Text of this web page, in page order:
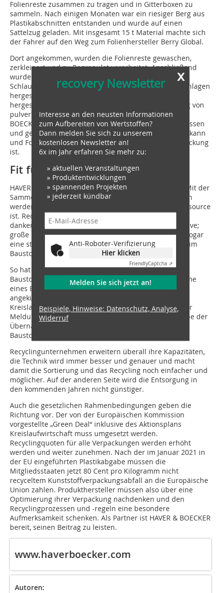
Folienreste zusammen zu tragen und in Gitterboxen zu
sammeln. Nach einigen Monaten war ein riesiger Berg aus
Plastikabschnitten entstanden und wurde auf einen
Sattelzug geladen. Mit insgesamt 15 t Material machte sich
der Fahrer auf den Weg zum Folienhersteller Berry Global.
Dort angekommen, wurden die Folienreste gewaschen,
zerkleinert und zu Regranulat verarbeitet. Anschließend
wurde unter Zugabe von 50 % Neumaterial eine neue
Schlauchfolie für die Verwendung mit den ADAMS
-Anlagen
hergestellt. Das Ergebnis: Ein aus 50 % Rezyklat
hergestellter hochwertiger neuer Sack zur Verpackung von
pulverförmigen Schüttgütern. Damit hatte HAVER &
BOECKER mit der Sammelaktion den Kreislauf geschlossen
und gezeigt, dass sammeln und recyceln einfach sein kann
und Folie eine zukunftssichere und nachhaltige Verpackung
ist.
Fit für die Zukunft
HAVER & BOECKER blickt optimistisch in die Zukunft. Mit der
Sammelaktion sollte das Bewusstsein dafür geschaffen
werden, dass die Folienverpackung eine wertvolle Ressource
ist. Recyclingunternehmen nehmen diesen Wertstoff
dankend an. Recycling wird immer mehr zur Perspektive;
große und erfolgreiche Handelskonzerne sehen hier sogar
eine strategische Ergänzung. Dieser Trend kann auch im
Baustoffsektor beobachtet werden.
So hat mit Heidelberg Materials ein führender
Baustoffhersteller Ende November 2022 die Übernahme
eines Berliner Baustoff-Recyclingunternehmens
angekündigt, um die „Aktivitäten rund um die
Kreislaufwirtschaft deutlich zu stärken“, wie es in einer
Meldung heißt. Mitte Dezember folgte die Bekanntgabe der
Übernahme eines führenden Recycling- und
Baustoffunternehmens in Großbritannien.
Recyclingunternehmen erweitern überall ihre Kapazitäten,
die Technik wird immer besser und genauer und macht
damit die Sortierung und das Recycling noch einfacher und
möglicher. Auf der anderen Seite wird die Entsorgung in
den kommenden Jahren nicht günstiger.
Auch die gesetzlichen Rahmenbedingungen geben die
Richtung vor. Der von der Europäischen Kommission
vorgestellte „Green Deal“ inklusive des Aktionsplans
Kreislaufwirtschaft muss umgesetzt werden.
Recyclingquoten für alle Verpackungen werden erhöht
werden und weiter zunehmen. Nach der im Januar 2021 in
der EU eingeführten Plastikabgabe müssen die
Mitgliedsstaaten jetzt 80 Cent pro Kilogramm nicht
recyceltem Kunststoffverpackungsabfall an die Europäische
Union zahlen. Produkthersteller müssen also über eine
Optimierung ihrer Verpackung nachdenken und den
Recyclingprozessen und -regeln eine besondere
Aufmerksamkeit schenken. Als Partner ist HAVER & BOECKER
bereit, seinen Beitrag zu leisten.
www.haverboecker.com
Autoren:
x
recovery Newsletter
Interesse an den neusten Informationen
zum Aufbereiten von Wertstoffen?
Dann melden Sie sich zu unserem
kostenlosen Newsletter an!
6x im Jahr erfahren Sie mehr zu:
» aktuellen Veranstaltungen
» Produktentwicklungen
» spannenden Projekten
» jederzeit kündbar
Anti-Roboter-Verifizierung
Hier klicken
FriendlyCaptcha ⇗
Melden Sie sich jetzt an!
Beispiele, Hinweise: Datenschutz, Analyse,
Widerruf